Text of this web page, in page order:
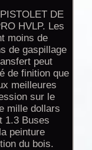
DE
HVLP. Les
moins de
de gaspillage
peut
de finition que
meilleures
sur le
mille dollars
1.3 Buses
peinture
du bois.